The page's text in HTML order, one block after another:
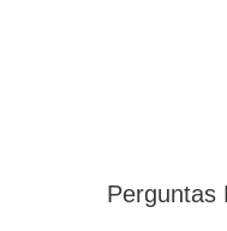
Perguntas